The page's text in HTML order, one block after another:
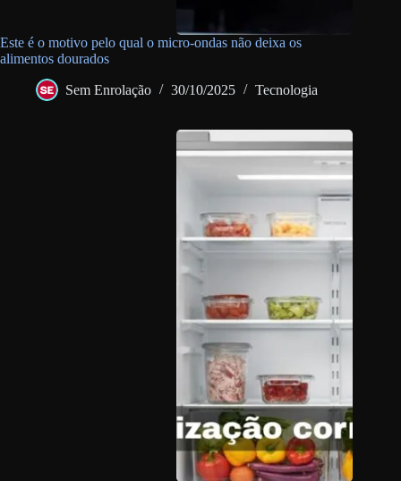
Este é o motivo pelo qual o micro-ondas não deixa os
alimentos dourados
Sem Enrolação 30/10/2025 Tecnologia